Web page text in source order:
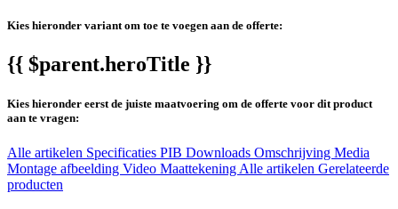
Kies hieronder variant om toe te voegen aan de offerte:
{{ $parent.heroTitle }}
Kies hieronder eerst de juiste maatvoering om de offerte voor dit product
aan te vragen:
Alle artikelen Specificaties PIB Downloads Omschrijving Media
Montage afbeelding Video Maattekening Alle artikelen Gerelateerde
producten